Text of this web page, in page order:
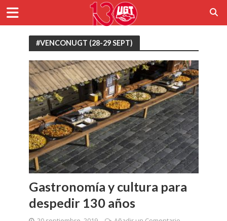
#VENCONUGT (28-29 SEPT)
Gastronomía y cultura para
despedir 130 años